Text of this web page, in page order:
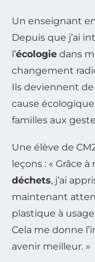
Un enseignant
Depuis que j’ai
l’écologie dans
changement
Ils deviennent
cause
familles aux
Une élève de
leçons : « Grâce
déchets, j’ai
maintenant
plastique à
Cela me donne
avenir meilleur. »